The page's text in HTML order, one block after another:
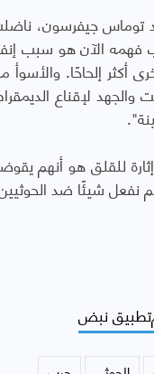
توماس جيفرسون،
الآن هو سبب
أكثر إلحاحًا.
والجهد لإقناع
إثارة للقلق هو أنهم
لم نفعل شيئًا ضد
تطبيق نبض